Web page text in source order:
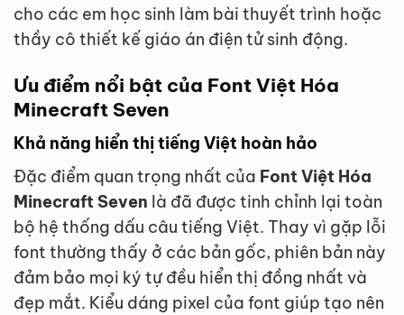
cho các em học sinh làm bài thuyết trình hoặc
thầy cô thiết kế giáo án điện tử sinh động.
Ưu điểm nổi bật của Font Việt Hóa
Minecraft Seven
Khả năng hiển thị tiếng Việt hoàn hảo
Đặc điểm quan trọng nhất của Font Việt Hóa
Minecraft Seven là đã được tinh chỉnh lại toàn
bộ hệ thống dấu câu tiếng Việt. Thay vì gặp lỗi
font thường thấy ở các bản gốc, phiên bản này
đảm bảo mọi ký tự đều hiển thị đồng nhất và
đẹp mắt. Kiểu dáng pixel của font giúp tạo nên